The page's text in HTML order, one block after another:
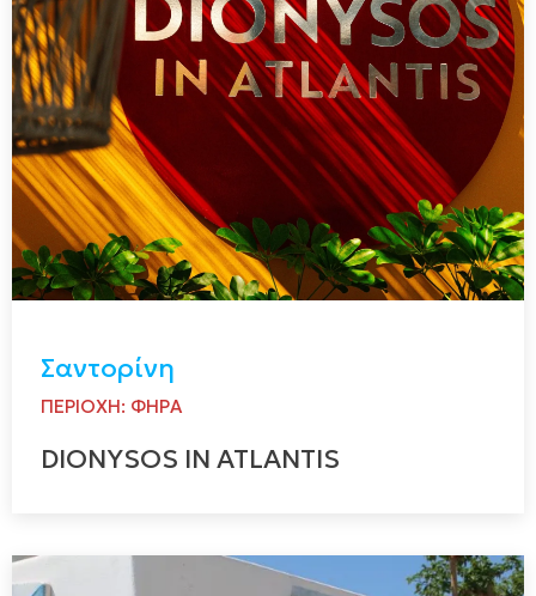
Σαντορίνη
ΠΕΡΙΟΧΗ: ΦΗΡΑ
DIONYSOS IN ATLANTIS